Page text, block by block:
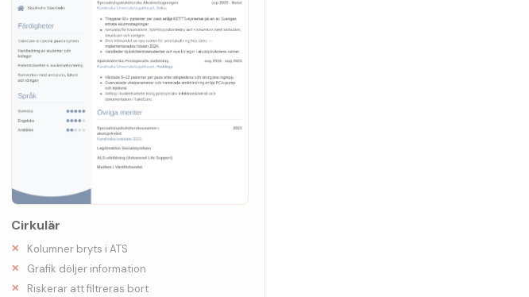
Cirkulär
Kolumner bryts i ATS
Grafik döljer information
Riskerar att filtreras bort